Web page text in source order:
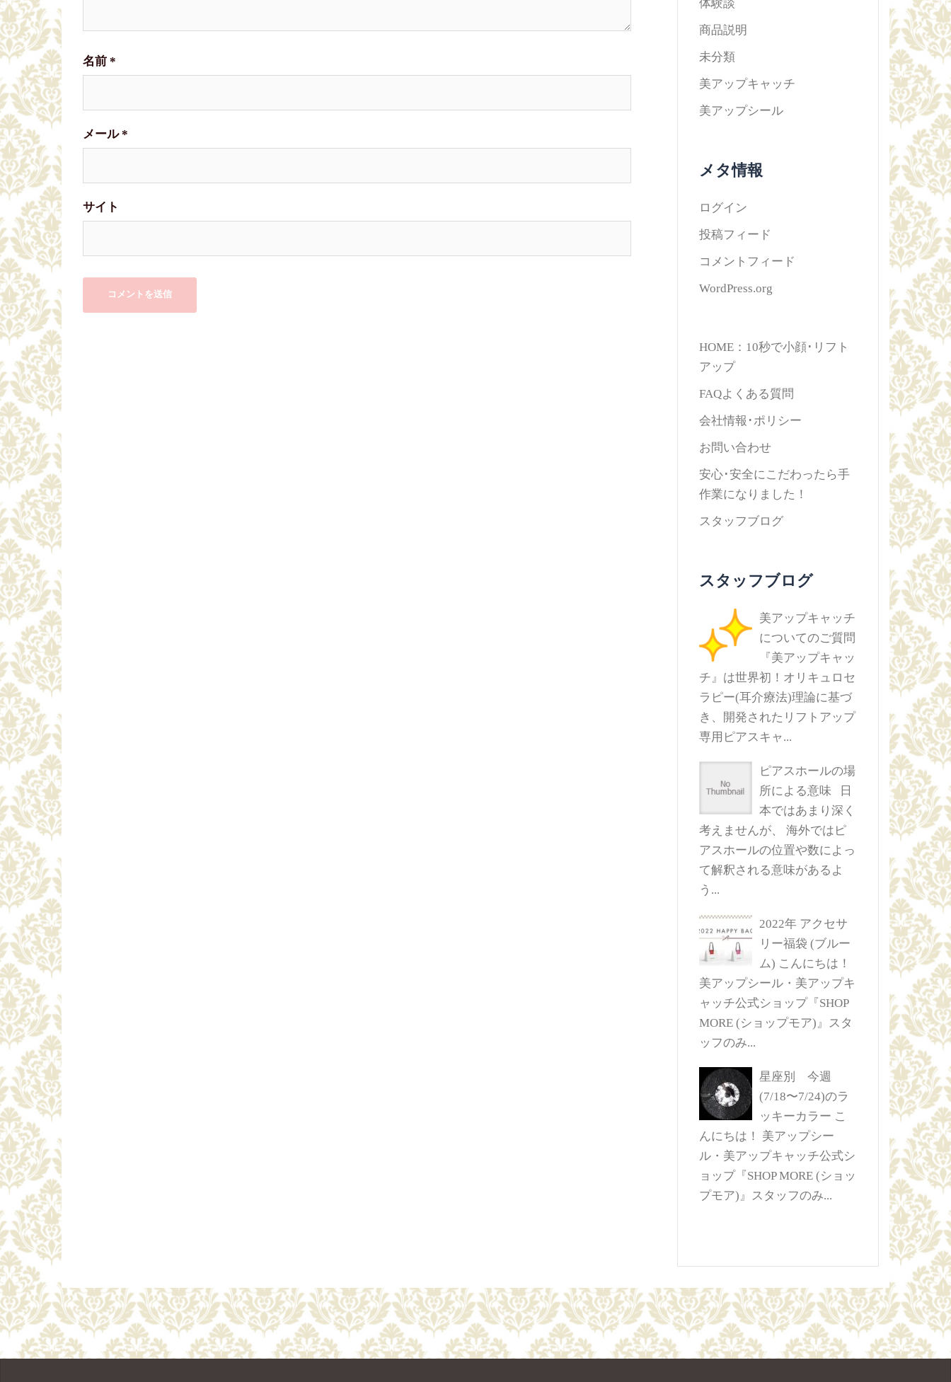
ン
名前 *
メール*
サイト
体験談
商品説明
未分類
美アップキャッチ
美アップシール
メタ情報
ログイン
投稿フィード
コメントフィード
WordPress.org
HOME：10秒で小顔･リフト
アップ
FAQよくある質問
会社情報･ポリシー
お問い合わせ
安心･安全にこだわったら手
作業になりました！
スタッフブログ
スタッフブログ
美アップキャッチ
についてのご質問
『美アップキャッ
チ』は世界初！オリキュロセ
ラピー(耳介療法)理論に基づ
き、開発されたリフトアップ
専用ピアスキャ...
ピアスホールの場
所による意味
日
本ではあまり深く
考えませんが、 海外ではピ
アスホールの位置や数によっ
て解釈される意味があるよ
う...
2022年 アクセサ
リー福袋 (ブルー
ム) こんにちは！
美アップシール・美アップキ
ャッチ公式ショップ『SHOP
MORE (ショップモア)』スタ
ッフのみ...
星座別 今週
(7/18〜7/24)のラ
ッキーカラー こ
んにちは！ 美アップシー
ル・美アップキャッチ公式シ
ョップ『SHOP MORE (ショッ
プモア)』スタッフのみ...